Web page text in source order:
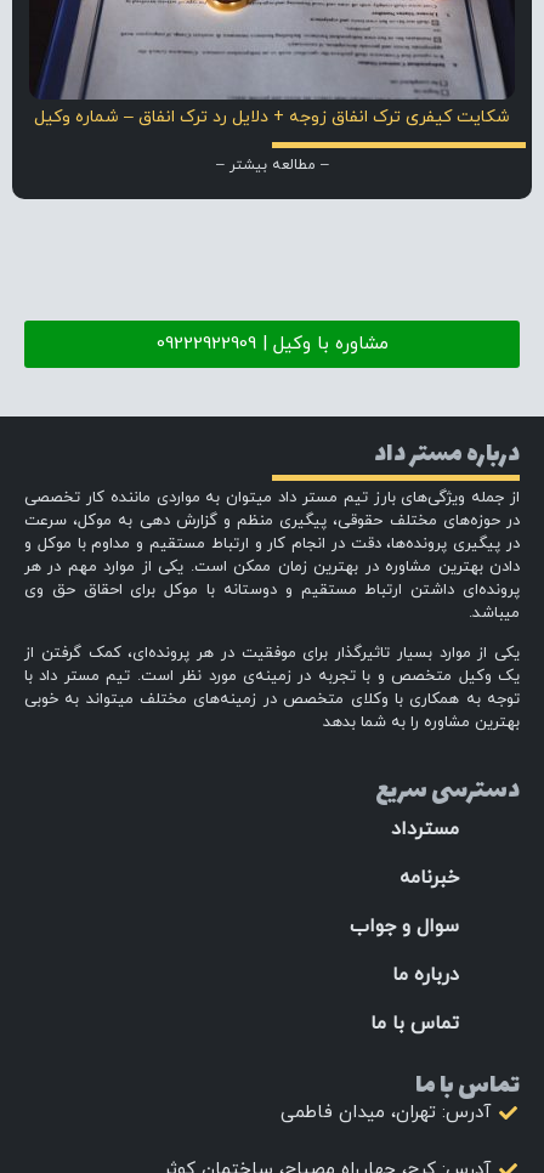
شکایت کیفری ترک انفاق زوجه + دلایل رد ترک انفاق – شماره وکیل
– مطالعه بیشتر –
مشاوره با وکیل | 09222922909
درباره مستر داد
از جمله ویژگی‌های بارز تیم مستر داد میتوان به مواردی ماننده کار تخصصی
در حوزه‌های مختلف حقوقی، پیگیری منظم و گزارش دهی به موکل، سرعت
در پیگیری پرونده‌ها، دقت در انجام کار و ارتباط مستقیم و مداوم با موکل و
دادن بهترین مشاوره در بهترین زمان ممکن است. یکی از موارد مهم در هر
پرونده‌ای داشتن ارتباط مستقیم و دوستانه با موکل برای احقاق حق وی
میباشد.
یکی از موارد بسیار تاثیرگذار برای موفقیت در هر پرونده‌ای، کمک گرفتن از
یک وکیل متخصص و با تجربه در زمینه‌ی مورد نظر است. تیم مستر داد با
توجه به همکاری با وکلای متخصص در زمینه‌های مختلف میتواند به خوبی
بهترین مشاوره را به شما بدهد
دسترسی سریع
مسترداد
خبرنامه
سوال و جواب
درباره ما
تماس با ما
تماس با ما
آدرس: تهران، میدان فاطمی